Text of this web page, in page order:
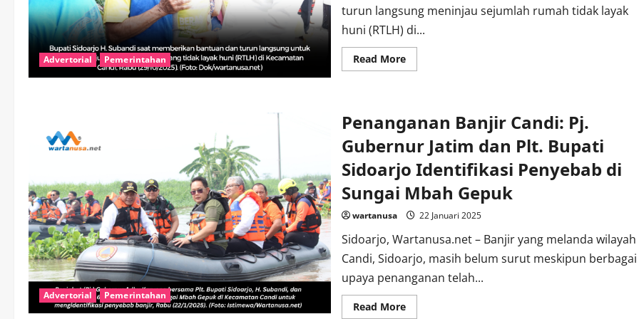
Advertorial Pemerintahan
turun langsung meninjau sejumlah rumah tidak layak
huni (RTLH) di...
Read MoreRead
more
Perbaikan
Rumah
Tidak
Layak
Huni
di
Kecamatan
Candi
Advertorial Pemerintahan
Penanganan Banjir Candi: Pj.
Gubernur Jatim dan Plt. Bupati
Sidoarjo Identifikasi Penyebab di
Sungai Mbah Gepuk
wartanusa 22 Januari 2025
Sidoarjo, Wartanusa.net – Banjir yang melanda wilayah
Candi, Sidoarjo, masih belum surut meskipun berbagai
upaya penanganan telah...
Read MoreRead
more